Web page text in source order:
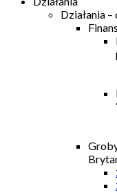
Działania –